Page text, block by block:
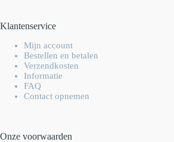
Klantenservice
Mijn account
Bestellen en betalen
Verzendkosten
Informatie
FAQ
Contact opnemen
Onze voorwaarden